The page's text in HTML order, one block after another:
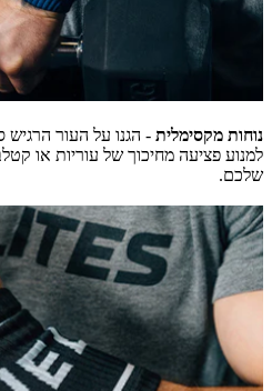
נוחות מקסימלית - הגנו על העור הרגיש
למנוע פציעה מחיכוך של עוריות או
שלכם.